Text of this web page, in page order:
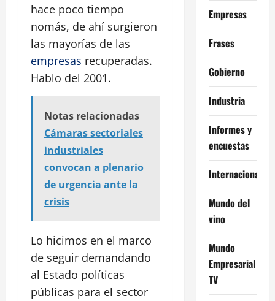
hace poco tiempo
nomás, de ahí surgieron
las mayorías de las
empresas recuperadas.
Hablo del 2001.
Notas relacionadas
Cámaras sectoriales
industriales
convocan a plenario
de urgencia ante la
crisis
Lo hicimos en el marco
de seguir demandando
al Estado políticas
públicas para el sector
Empresas
Frases
Gobierno
Industria
Informes y
encuestas
Internacional
Mundo del
vino
Mundo
Empresarial
TV